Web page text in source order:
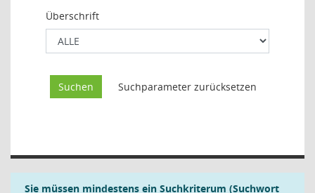
Überschrift
Sie müssen mindestens ein Suchkriterum (Suchwort